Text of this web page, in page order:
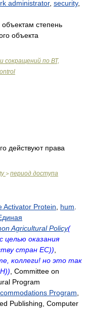
administrator, security,
степень
объекта
сокращений по ВТ,
действуют права
> период доступа
Activator Protein hum
Agricultural Policy(
целью оказания
стран ЕС))
коллеги! но это так
, Committee on
Program
Program
Publishing, Computer